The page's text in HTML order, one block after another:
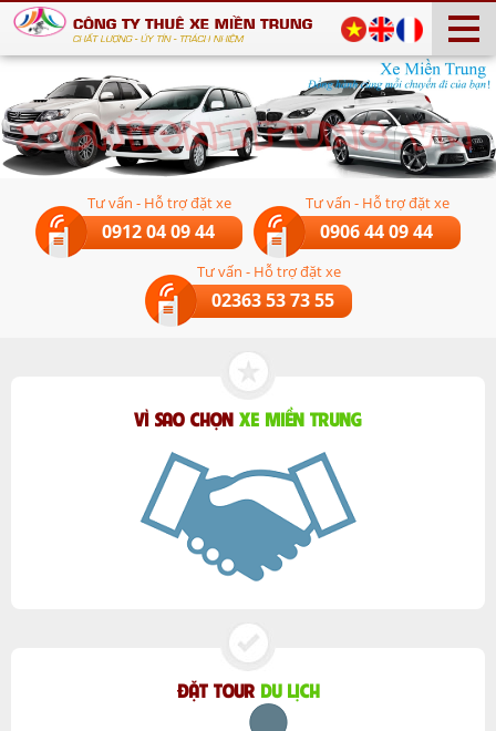
0912 04 09 44
Tư vấn - Hỗ trợ đặt xe
0906 44 09 44
Tư vấn - Hỗ trợ đặt xe
02363 53 73 55
Tư vấn - Hỗ trợ đặt xe
VÌ SAO CHỌN XE MIỀN TRUNG
ĐẶT TOUR DU LỊCH